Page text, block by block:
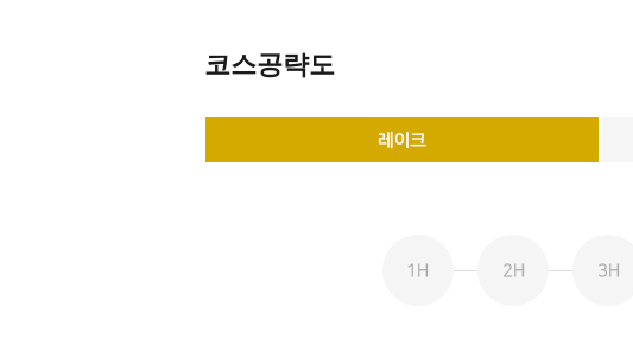
코스공략도